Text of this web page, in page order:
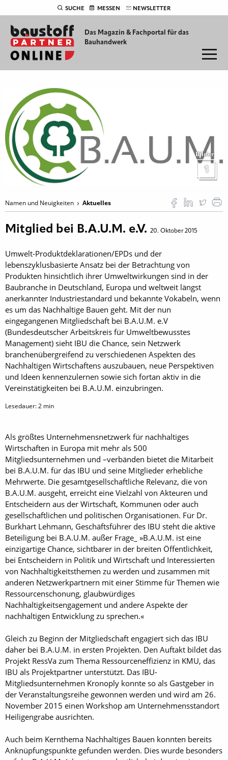
SUCHE MESSEN NEWSLETTER
Das Magazin & Fachportal für das
Bauhandwerk
Bilder
1
Namen und Neuigkeiten Aktuelles
Mitglied bei B.A.U.M. e.V. 20. Oktober 2015
Umwelt-Produktdeklarationen/EPDs und der
lebenszyklusbasierte Ansatz bei der Betrachtung von
Produkten hinsichtlich ihrer Umweltwirkungen sind in der
Baubranche in Deutschland, Europa und weltweit längst
anerkannter Industriestandard und bekannte Vokabeln, wenn
es um das Nachhaltige Bauen geht. Mit der nun
eingegangenen Mitgliedschaft bei B.A.U.M. e.V
(Bundesdeutscher Arbeitskreis für Umweltbewusstes
Management) sieht IBU die Chance, sein Netzwerk
branchenübergreifend zu verschiedenen Aspekten des
Nachhaltigen Wirtschaftens auszubauen, neue Perspektiven
und Ideen kennenzulernen sowie sich fortan aktiv in die
Vereinstätigkeiten bei B.A.U.M. einzubringen.
Lesedauer:2 min
Als größtes Unternehmensnetzwerk für nachhaltiges
Wirtschaften in Europa mit mehr als 500
Mitgliedsunternehmen und –verbänden bietet die Mitarbeit
bei B.A.U.M. für das IBU und seine Mitglieder erhebliche
Mehrwerte. Die gesamtgesellschaftliche Relevanz, die von
B.A.U.M. ausgeht, erreicht eine Vielzahl von Akteuren und
Entscheidern aus der Wirtschaft, Kommunen oder auch
gesellschaftlichen und politischen Organisationen. Für Dr.
Burkhart Lehmann, Geschäftsführer des IBU steht die aktive
Beteiligung bei B.A.U.M. außer Frage_ »B.A.U.M. ist eine
einzigartige Chance, sichtbarer in der breiten Öffentlichkeit,
bei Entscheidern in Politik und Wirtschaft und Interessierten
von Nachhaltigkeitsthemen zu werden und zusammen mit
anderen Netzwerkpartnern mit einer Stimme für Themen wie
Ressourcenschonung, glaubwürdiges
Nachhaltigkeitsengagement und andere Aspekte der
nachhaltigen Entwicklung zu sprechen.«
Gleich zu Beginn der Mitgliedschaft engagiert sich das IBU
daher bei B.A.U.M. in ersten Projekten. Den Auftakt bildet das
Projekt RessVa zum Thema Ressourceneffizienz in KMU, das
IBU als Projektpartner unterstützt. Das IBU-
Mitgliedsunternehmen Kronoply konnte so als Gastgeber in
der Veranstaltungsreihe gewonnen werden und wird am 26.
November 2015 einen Workshop am Unternehmensstandort
Heiligengrabe ausrichten.
Auch beim Kernthema Nachhaltiges Bauen konnten bereits
Anknüpfungspunkte gefunden werden. Dies wurde besonders